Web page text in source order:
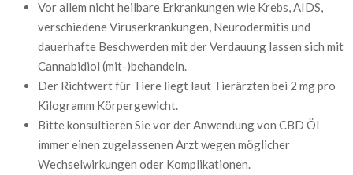
Vor allem nicht heilbare Erkrankungen wie Krebs, AIDS,
verschiedene Viruserkrankungen, Neurodermitis und
dauerhafte Beschwerden mit der Verdauung lassen sich mit
Cannabidiol (mit-)behandeln.
Der Richtwert für Tiere liegt laut Tierärzten bei 2 mg pro
Kilogramm Körpergewicht.
Bitte konsultieren Sie vor der Anwendung von CBD Öl
immer einen zugelassenen Arzt wegen möglicher
Wechselwirkungen oder Komplikationen.